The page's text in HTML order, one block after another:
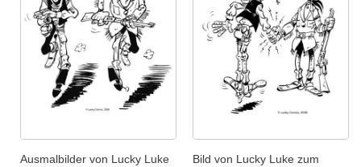
Ausmalbilder von Lucky Luke
Bild von Lucky Luke zum